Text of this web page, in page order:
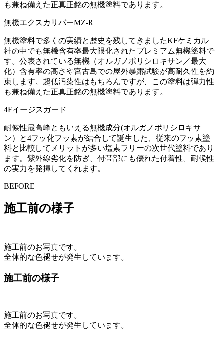
も兼ね備えた正真正銘の無機塗料であります。
無機エクスカリバーMZ-R
無機塗料で多くの実績と歴史を残してきましたKFケミカル
社の中でも無機含有率最大限化されたプレミアム無機塗料で
す。公表されている無機（オルガノポリシロキサン／最大
化）含有率の高さや宮古島での屋外暴露試験が高耐久性を約
束します。超低汚染性はもちろんですが、この塗料は弾力性
も兼ね備えた正真正銘の無機塗料であります。
4Fイージスガード
耐候性最高峰ともいえる無機成分(オルガノポリシロキサ
ン）と4フッ化フッ素が結合して誕生した、従来のフッ素塗
料と比較してメリットが多い塩素フリーの次世代塗料であり
ます。紫外線劣化を防ぎ、付帯部にも優れた付着性、耐候性
の実力を発揮してくれます。
BEFORE
施工前の様子
施工前のお写真です。
全体的な色褪せが発生しています。
施工前の様子
施工前のお写真です。
全体的な色褪せが発生しています。